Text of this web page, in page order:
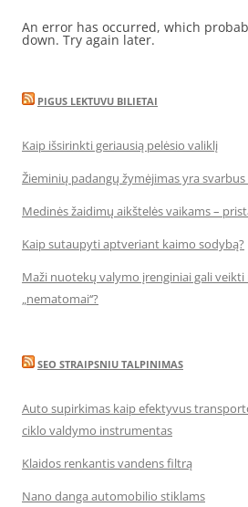
An error has occurred, which
down. Try again later.
PIGUS LEKTUVU BILIETAI
Kaip išsirinkti geriausią pelėsio valiklį
Žieminių padangų žymėjimas yra
Medinės žaidimų aikštelės vaikams –
Kaip sutaupyti aptveriant kaimo sodybą?
Maži nuotekų valymo įrenginiai gali
„nematomai‘‘?
SEO STRAIPSNIU TALPINIMAS
Auto supirkimas kaip efektyvus
ciklo valdymo instrumentas
Klaidos renkantis vandens filtrą
Nano danga automobilio stiklams